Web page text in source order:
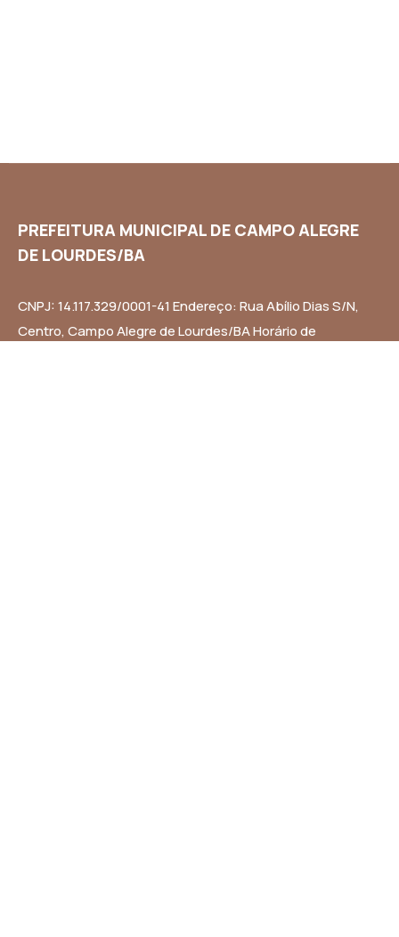
PREFEITURA MUNICIPAL DE CAMPO ALEGRE
DE LOURDES/BA
CNPJ: 14.117.329/0001-41 Endereço: Rua Abílio Dias S/N,
Centro, Campo Alegre de Lourdes/BA Horário de